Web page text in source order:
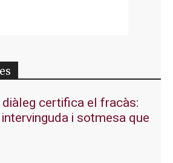
diàleg certifica el fracàs:
i sotmesa que